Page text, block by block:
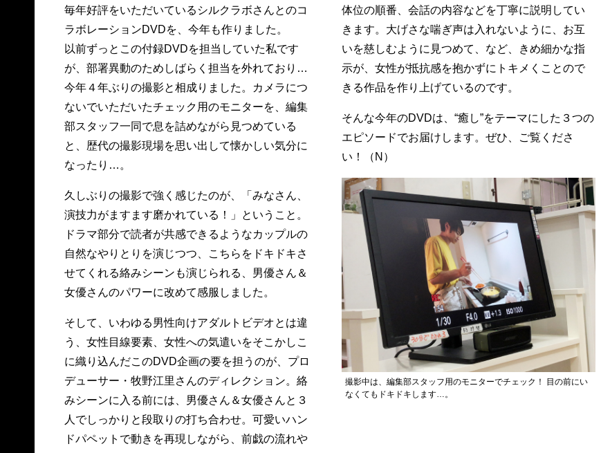
毎年好評をいただいているシルクラボさんとのコ
ラボレーションDVDを、今年も作りました。
以前ずっとこの付録DVDを担当していた私です
が、部署異動のためしばらく担当を外れており…
今年４年ぶりの撮影と相成りました。カメラにつ
ないでいただいたチェック用のモニターを、編集
部スタッフ一同で息を詰めながら見つめている
と、歴代の撮影現場を思い出して懐かしい気分に
なったり…。
久しぶりの撮影で強く感じたのが、「みなさん、
演技力がますます磨かれている！」ということ。
ドラマ部分で読者が共感できるようなカップルの
自然なやりとりを演じつつ、こちらをドキドキさ
せてくれる絡みシーンも演じられる、男優さん＆
女優さんのパワーに改めて感服しました。
そして、いわゆる男性向けアダルトビデオとは違
う、女性目線要素、女性への気遣いをそこかしこ
に織り込んだこのDVD企画の要を担うのが、プロ
デューサー・牧野江里さんのディレクション。絡
みシーンに入る前には、男優さん＆女優さんと３
人でしっかりと段取りの打ち合わせ。可愛いハン
ドパペットで動きを再現しながら、前戯の流れや
体位の順番、会話の内容などを丁寧に説明してい
きます。大げさな喘ぎ声は入れないように、お互
いを慈しむように見つめて、など、きめ細かな指
示が、女性が抵抗感を抱かずにトキメくことので
きる作品を作り上げているのです。
そんな今年のDVDは、“癒し”をテーマにした３つの
エピソードでお届けします。ぜひ、ご覧くださ
い！（N）
撮影中は、編集部スタッフ用のモニターでチェック！ 目の前にい
なくてもドキドキします…。